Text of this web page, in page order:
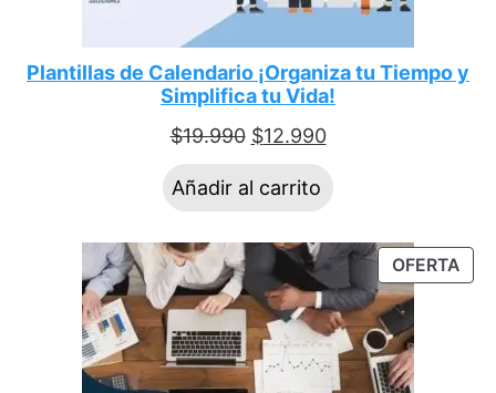
Plantillas de Calendario ¡Organiza tu Tiempo y
Simplifica tu Vida!
$19.990 $12.990
Añadir al carrito
OFERTA